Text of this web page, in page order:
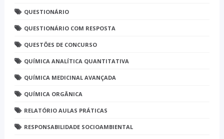
QUESTIONÁRIO
QUESTIONÁRIO COM RESPOSTA
QUESTÕES DE CONCURSO
QUÍMICA ANALÍTICA QUANTITATIVA
QUÍMICA MEDICINAL AVANÇADA
QUÍMICA ORGÂNICA
RELATÓRIO AULAS PRÁTICAS
RESPONSABILIDADE SOCIOAMBIENTAL